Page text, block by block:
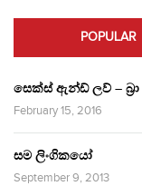
POPULAR
සෙක්ස් ඇන්ඩ් ලව් – බ්‍රා
February 15, 2016
සම ලිංගිකයෝ
September 9, 2013